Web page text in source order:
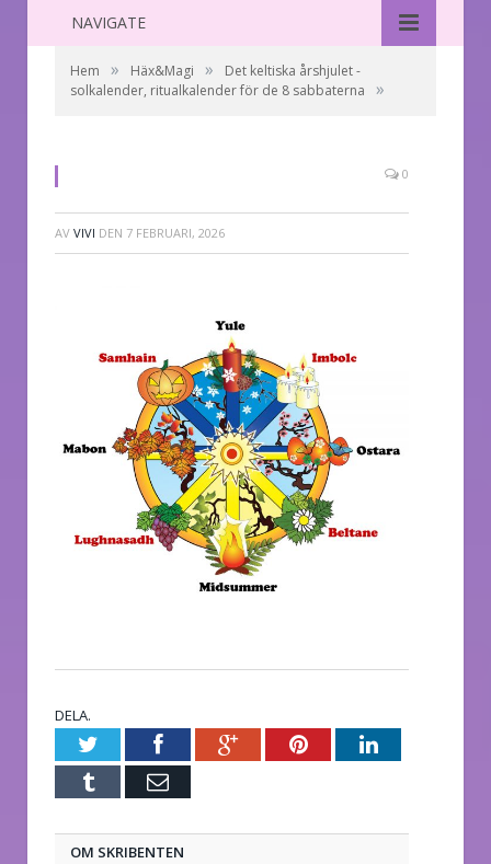
NAVIGATE
Hem » Häx&Magi »
Det keltiska årshjulet -
solkalender, ritualkalender för de 8 sabbaterna
»
0
AV VIVI DEN 7 FEBRUARI, 2026
DELA.
TwitterFacebookGoogle+PinterestLinkedIn
Tumblr E-
OM SKRIBENTEN